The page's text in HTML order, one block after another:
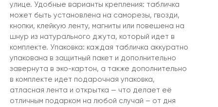
улице. Удобные варианты крепления: табличка
может быть установлена на саморезы, гвозди,
кнопки, клейкую ленту, магниты или повешена на
шнур из натурального джута, который идет в
комплекте. Упаковка: каждая табличка аккуратно
упакована в защитный пакет и дополнительно
завернута в эко-картон, а также дополнительно
в комплекте идет подарочная упаковка,
атласная лента и открытка — что делает её
отличным подарком на любой случай – от дня